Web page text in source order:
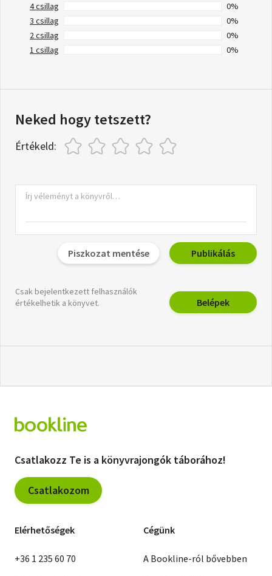
4 csillag
0%
3 csillag
0%
2 csillag
0%
1 csillag
0%
Neked hogy tetszett?
Értékeld:
Piszkozat mentése Publikálás
Csak bejelentkezett felhasználók
értékelhetik a könyvet.
Belépek
Csatlakozz Te is a könyvrajongók táborához!
Csatlakozom
Elérhetőségek
+36 1 235 60 70
Cégünk
A Bookline-ról bővebben